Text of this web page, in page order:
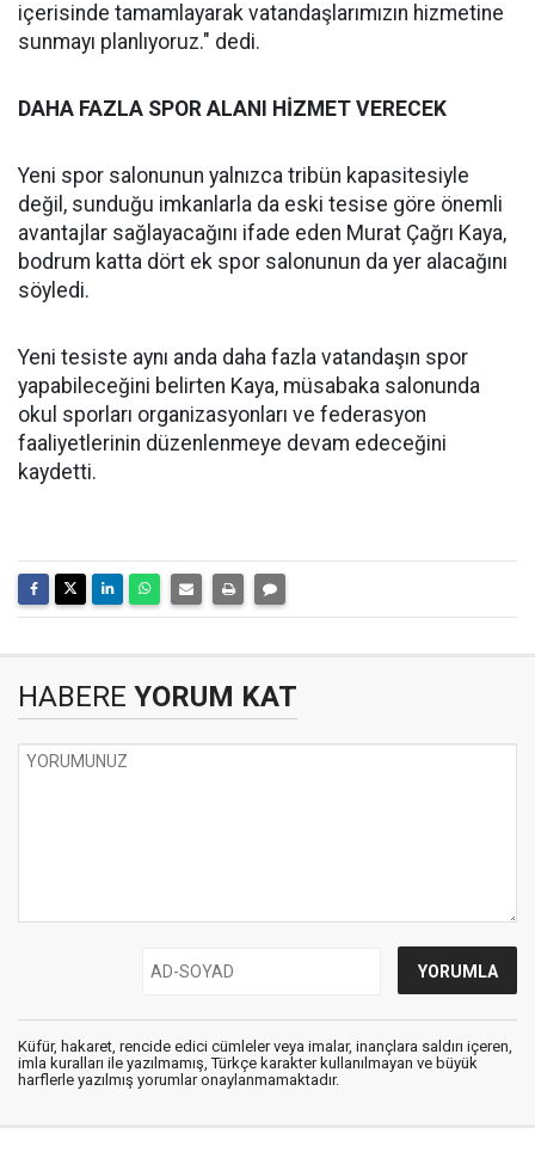
içerisinde tamamlayarak vatandaşlarımızın hizmetine
sunmayı planlıyoruz." dedi.
DAHA FAZLA SPOR ALANI HİZMET VERECEK
Yeni spor salonunun yalnızca tribün kapasitesiyle
değil, sunduğu imkanlarla da eski tesise göre önemli
avantajlar sağlayacağını ifade eden Murat Çağrı Kaya,
bodrum katta dört ek spor salonunun da yer alacağını
söyledi.
Yeni tesiste aynı anda daha fazla vatandaşın spor
yapabileceğini belirten Kaya, müsabaka salonunda
okul sporları organizasyonları ve federasyon
faaliyetlerinin düzenlenmeye devam edeceğini
kaydetti.
HABERE YORUM KAT
Küfür, hakaret, rencide edici cümleler veya imalar, inançlara saldırı içeren,
imla kuralları ile yazılmamış, Türkçe karakter kullanılmayan ve büyük
harflerle yazılmış yorumlar onaylanmamaktadır.